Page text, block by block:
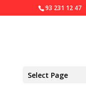
93 231 12 47
Select Page